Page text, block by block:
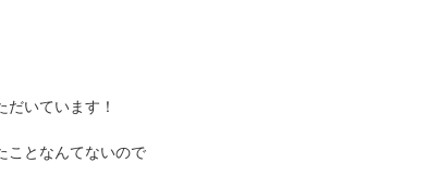
だいています！
ことなんてないので